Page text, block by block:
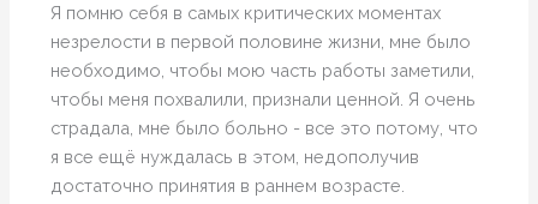
Я помню себя в самых критических моментах
незрелости в первой половине жизни, мне было
необходимо, чтобы мою часть работы заметили,
чтобы меня похвалили, признали ценной. Я очень
страдала, мне было больно - все это потому, что
я все ещё нуждалась в этом, недополучив
достаточно принятия в раннем возрасте.